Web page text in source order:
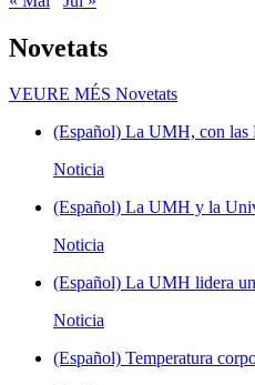
Novetats
VEURE MÉS Novetats
(Español) La UMH, con las
Noticia
(Español) La UMH y la
Noticia
(Español) La UMH lidera
Noticia
(Español) Temperatura